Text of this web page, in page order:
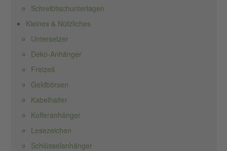
Schreibtischunterlagen
Kleines & Nützliches
Untersetzer
Deko-Anhänger
Freizeit
Geldbörsen
Kabelhalter
Kofferanhänger
Lesezeichen
Schlüsselanhänger